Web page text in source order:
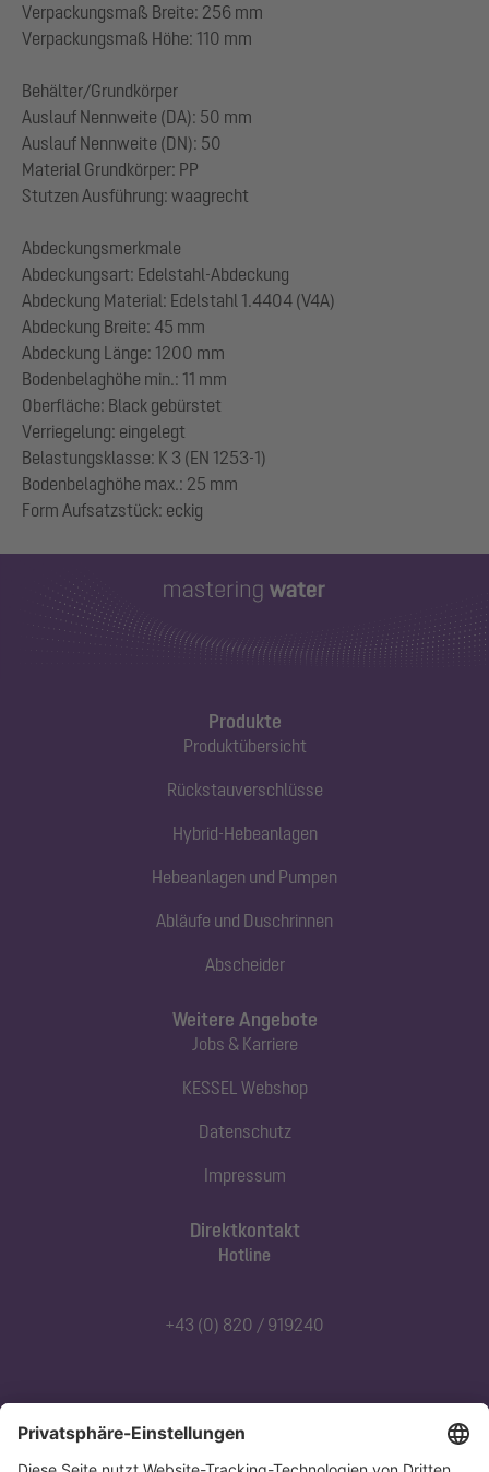
Verpackungsmaß Breite: 256 mm
Verpackungsmaß Höhe: 110 mm
Behälter/Grundkörper
Auslauf Nennweite (DA): 50 mm
Auslauf Nennweite (DN): 50
Material Grundkörper: PP
Stutzen Ausführung: waagrecht
Abdeckungsmerkmale
Abdeckungsart: Edelstahl-Abdeckung
Abdeckung Material: Edelstahl 1.4404 (V4A)
Abdeckung Breite: 45 mm
Abdeckung Länge: 1200 mm
Bodenbelaghöhe min.: 11 mm
Oberfläche: Black gebürstet
Verriegelung: eingelegt
Belastungsklasse: K 3 (EN 1253-1)
Bodenbelaghöhe max.: 25 mm
Produkte
Produktübersicht
Rückstauverschlüsse
Hybrid-Hebeanlagen
Hebeanlagen und Pumpen
Abläufe und Duschrinnen
Abscheider
Direktkontakt
Hotline
+43 (0) 820 / 919240
Abonnieren Sie unseren Newsletter
Jetzt anmelden
Weitere Angebote
Jobs & Karriere
KESSEL Webshop
Datenschutz
Impressum